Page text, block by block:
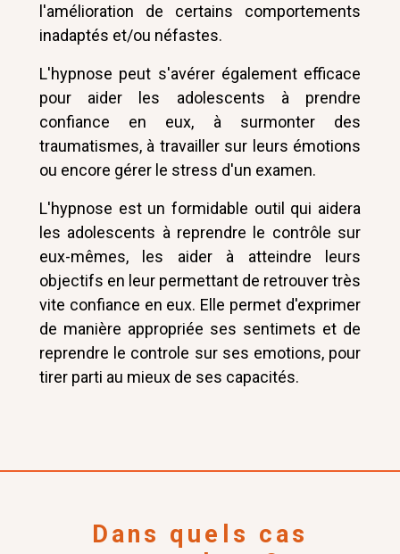
l'amélioration de certains comportements
inadaptés et/ou néfastes.
L'hypnose peut s'avérer également efficace
pour aider les adolescents à prendre
confiance en eux, à surmonter des
traumatismes, à travailler sur leurs émotions
ou encore gérer le stress d'un examen.
L'hypnose est un formidable outil qui aidera
les adolescents à reprendre le contrôle sur
eux-mêmes, les aider à atteindre leurs
objectifs en leur permettant de retrouver très
vite confiance en eux. Elle permet d'exprimer
de manière appropriée ses sentimets et de
reprendre le controle sur ses emotions, pour
tirer parti au mieux de ses capacités.
Dans quels cas